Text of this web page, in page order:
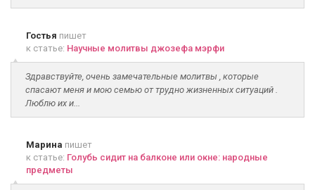
Гостья пишет
к статье: Научные молитвы джозефа мэрфи
Здравствуйте, очень замечательные молитвы , которые
спасают меня и мою семью от трудно жизненных ситуаций .
Люблю их и...
Марина пишет
к статье: Голубь сидит на балконе или окне: народные
предметы